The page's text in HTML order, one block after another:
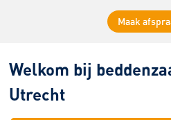
Maak
Welkom bij
Utrecht